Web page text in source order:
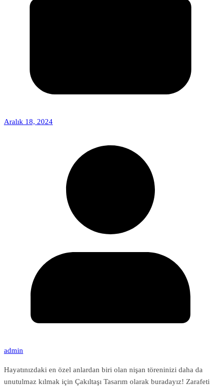
Aralık 18, 2024
admin
Hayatınızdaki en özel anlardan biri olan nişan töreninizi daha da
unutulmaz kılmak için Çakıltaşı Tasarım olarak buradayız! Zarafeti